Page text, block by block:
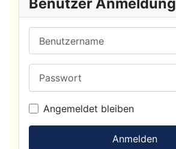
Angemeldet bleiben
Anmelden